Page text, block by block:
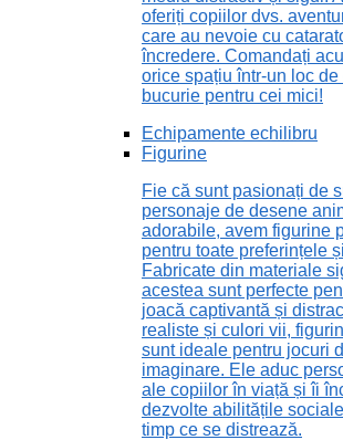
oferiți copiilor dvs.
care au nevoie cu
încredere. Comandați
orice spațiu într-un loc
bucurie pentru cei mici!
Echipamente echilibru
Figurine
Fie că sunt pasionați de
personaje de desene
adorabile, avem figurine
pentru toate preferințele
Fabricate din materiale
acestea sunt perfecte
joacă captivantă și
realiste și culori vii,
sunt ideale pentru jocuri
imaginare. Ele aduc
ale copiilor în viață și îi
dezvolte abilitățile
timp ce se distrează.